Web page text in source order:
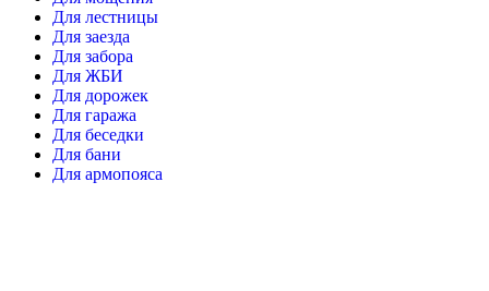
Для лестницы
Для заезда
Для забора
Для ЖБИ
Для дорожек
Для гаража
Для беседки
Для бани
Для армопояса